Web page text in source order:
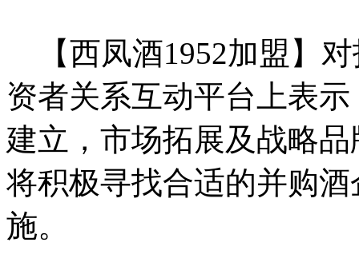
【西凤酒1952加盟】
资者关系互动平台上表
建立，市场拓展及战略
将积极寻找合适的并购
施。